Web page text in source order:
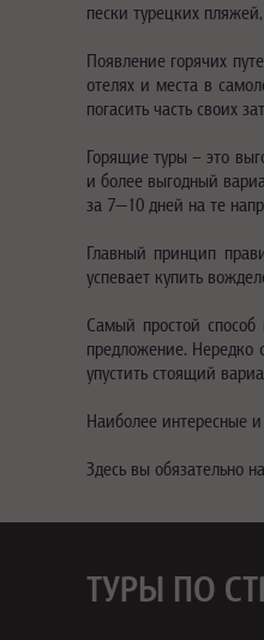
пески турецких
Появление горячих
отелях и места в
погасить часть своих
Горящие туры – это
и более выгодный
за 7—10 дней на те
Главный принцип
успевает купить
Самый простой способ
предложение. Нередко
упустить стоящий
Наиболее интересные
Здесь вы обязательно
ТУРЫ ПО